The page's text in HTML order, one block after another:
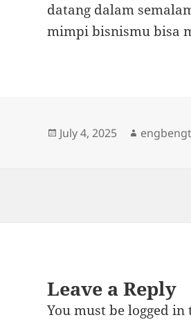
datang dalam
mimpi bisnismu bisa
Posted
July 4, 2025 Author
Leave a Reply
You must belogged in